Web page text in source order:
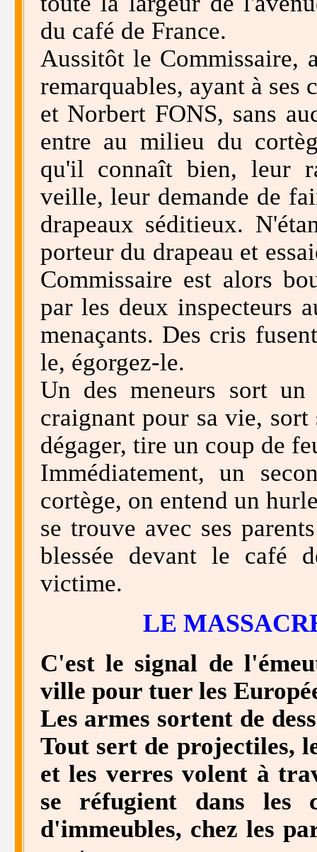
du café de France.
Aussitôt le Commissaire,
remarquables, ayant à ses
et Norbert FONS, sans
entre au milieu du
qu'il connaît bien, leur
veille, leur demande de
drapeaux séditieux.
porteur du drapeau et
Commissaire est alors
par les deux inspecteurs
menaçants. Des cris
le, égorgez-le.
Un des meneurs sort
craignant pour sa vie,
dégager, tire un coup de
Immédiatement, un
cortège, on entend un
se trouve avec ses
blessée devant le café
victime.
LE
C'est le signal de
ville pour tuer les
Les armes sortent de
Tout sert de projectiles,
et les verres volent à
se réfugient dans les
d'immeubles, chez les